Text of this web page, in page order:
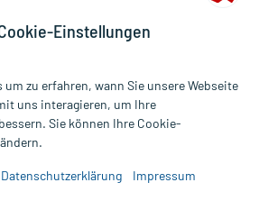
ggf. zzgl. Versandkosten
Website werden ausschließlich für
durch einen Arzt. Bitte
Einstellungen
zu erfahren, wann Sie unsere Webseite
uns interagieren, um Ihre
Sie können Ihre Cookie-
Datenschutzerklärung Impressum